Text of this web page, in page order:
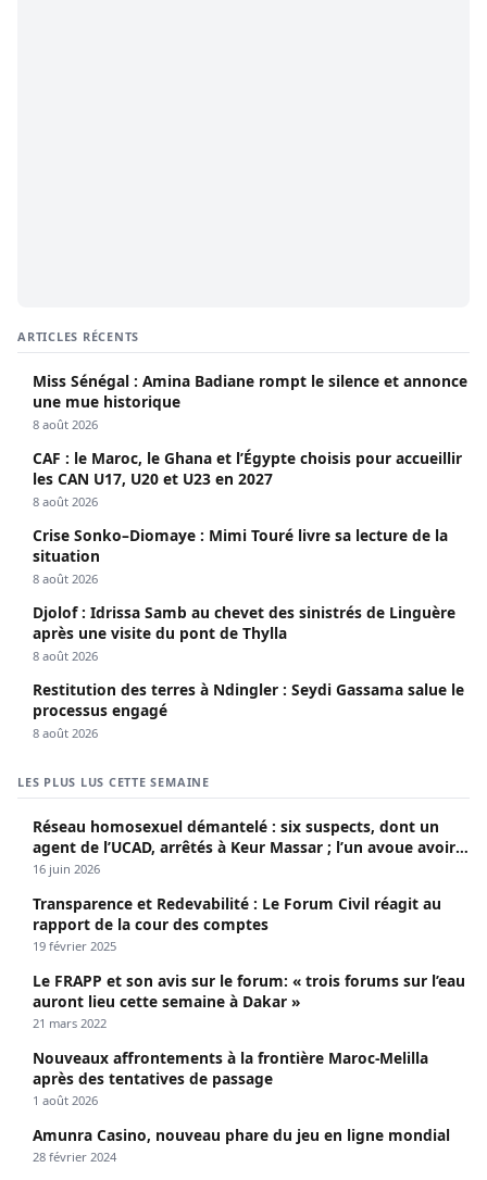
ARTICLES RÉCENTS
Miss Sénégal : Amina Badiane rompt le silence et annonce
une mue historique
8 août 2026
CAF : le Maroc, le Ghana et l’Égypte choisis pour accueillir
les CAN U17, U20 et U23 en 2027
8 août 2026
Crise Sonko–Diomaye : Mimi Touré livre sa lecture de la
situation
8 août 2026
Djolof : Idrissa Samb au chevet des sinistrés de Linguère
après une visite du pont de Thylla
8 août 2026
Restitution des terres à Ndingler : Seydi Gassama salue le
processus engagé
8 août 2026
LES PLUS LUS CETTE SEMAINE
Réseau homosexuel démantelé : six suspects, dont un
agent de l’UCAD, arrêtés à Keur Massar ; l’un avoue avoir
propagé le VIH depuis 2018
16 juin 2026
Transparence et Redevabilité : Le Forum Civil réagit au
rapport de la cour des comptes
19 février 2025
Le FRAPP et son avis sur le forum: « trois forums sur l’eau
auront lieu cette semaine à Dakar »
21 mars 2022
Nouveaux affrontements à la frontière Maroc-Melilla
après des tentatives de passage
1 août 2026
Amunra Casino, nouveau phare du jeu en ligne mondial
28 février 2024